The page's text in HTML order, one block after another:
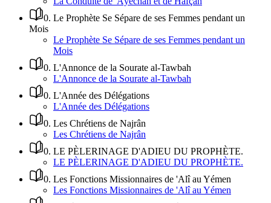
0. Le Prophète Se Sépare de ses Femmes pendant un
Mois
Le Prophète Se Sépare de ses Femmes pendant un
Mois
0. L'Annonce de la Sourate al-Tawbah
L'Annonce de la Sourate al-Tawbah
0. L'Année des Délégations
L'Année des Délégations
0. Les Chrétiens de Najrân
Les Chrétiens de Najrân
0. LE PÈLERINAGE D'ADIEU DU PROPHÈTE.
LE PÈLERINAGE D'ADIEU DU PROPHÈTE.
0. Les Fonctions Missionnaires de 'Alî au Yémen
Les Fonctions Missionnaires de 'Alî au Yémen